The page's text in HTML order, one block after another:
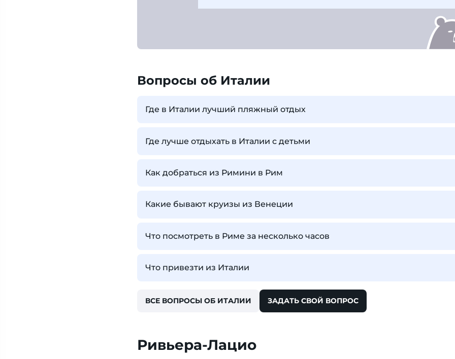
Вопросы об Италии
Где в Италии лучший пляжный отдых
Где лучше отдыхать в Италии с детьми
Как добраться из Римини в Рим
Какие бывают круизы из Венеции
Что посмотреть в Риме за несколько часов
Что привезти из Италии
ВСЕ ВОПРОСЫ ОБ ИТАЛИИ ЗАДАТЬ СВОЙ ВОПРОС
Ривьера-Лацио